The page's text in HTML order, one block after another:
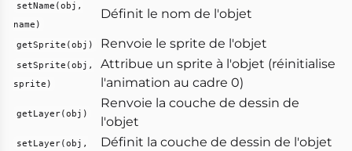
setName(obj,
name)
Définit le nom de l'objet
getSprite(obj) Renvoie le sprite de l'objet
setSprite(obj,
sprite)
Attribue un sprite à l'objet (réinitialise
l'animation au cadre 0)
getLayer(obj)
Renvoie la couche de dessin de
l'objet
setLayer(obj,
Définit la couche de dessin de l'objet